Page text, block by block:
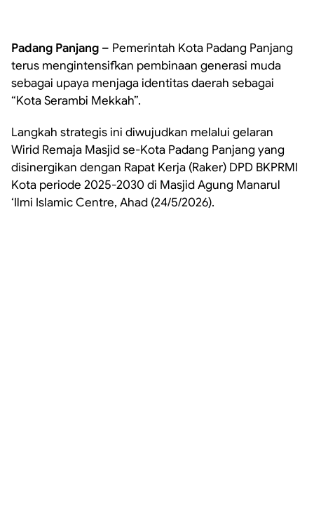
Padang Panjang – Pemerintah Kota Padang Panjang
terus mengintensifkan pembinaan generasi muda
sebagai upaya menjaga identitas daerah sebagai
“Kota Serambi Mekkah”.
Langkah strategis ini diwujudkan melalui gelaran
Wirid Remaja Masjid se-Kota Padang Panjang yang
disinergikan dengan Rapat Kerja (Raker) DPD BKPRMI
Kota periode 2025-2030 di Masjid Agung Manarul
‘Ilmi Islamic Centre, Ahad (24/5/2026).